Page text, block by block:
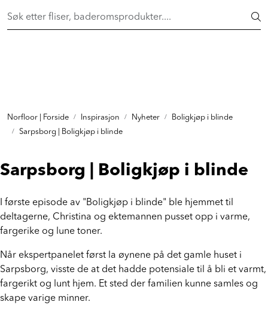
FAST LAVPRIS på en rekke fliser og baderomsprodukter. Shop
Norfloor | Forside Inspirasjon Nyheter
Boligkjøp i blinde
Sarpsborg | Boligkjøp i blinde
Sarpsborg | Boligkjøp i blinde
I første episode av "Boligkjøp i blinde" ble hjemmet til
deltagerne, Christina og ektemannen pusset opp i varme,
fargerike og lune toner.
Når ekspertpanelet først la øynene på det gamle huset i
Sarpsborg, visste de at det hadde potensiale til å bli et varmt,
fargerikt og lunt hjem. Et sted der familien kunne samles og
skape varige minner.
INTERIØR
Butikker
Proff
Prosjekt